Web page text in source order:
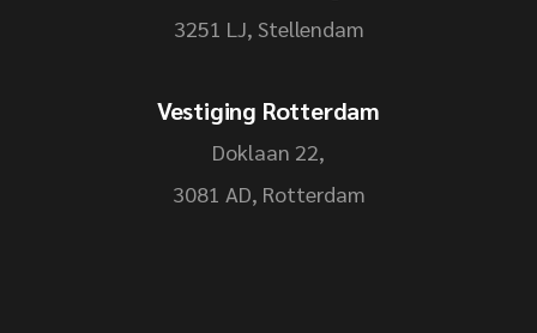
3251 LJ, Stellendam
Vestiging Rotterdam
Doklaan 22,
3081 AD, Rotterdam